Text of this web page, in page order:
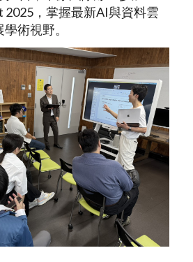
2025，掌握最新AI與資料雲
術視野。